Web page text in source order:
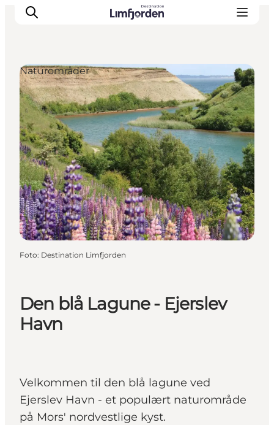
Den blå Lagune - Ejerslev
Havn
Velkommen til den blå lagune ved
Ejerslev Havn - et populært naturområde
på Mors' nordvestlige kyst.
Naturområder
Foto: Destination Limfjorden